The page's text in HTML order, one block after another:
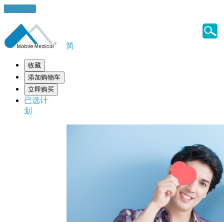
健康錦囊
简
收藏
添加购物车
立即购买
已选计
划